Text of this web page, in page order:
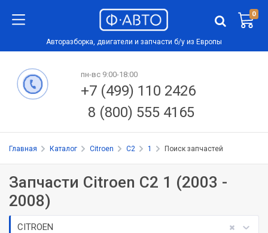
0
Авторазборка, двигатели и запчасти б/у из Европы
пн-вс 9:00-18:00
+7 (499) 110 2426
8 (800) 555 4165
Главная Каталог Citroen C2 1 Поиск запчастей
Запчасти Citroen C2 1 (2003 -
2008)
CITROEN